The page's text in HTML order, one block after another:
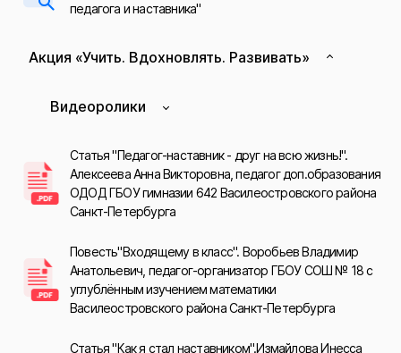
педагога и наставника"
Акция «Учить. Вдохновлять. Развивать»
Видеоролики
Статья "Педагог-наставник - друг на всю жизнь!".
Алексеева Анна Викторовна, педагог доп.образования
ОДОД ГБОУ гимназии 642 Василеостровского района
Санкт-Петербурга
Повесть"Входящему в класс". Воробьев Владимир
Анатольевич, педагог-организатор ГБОУ СОШ № 18 с
углублённым изучением математики
Василеостровского района Санкт-Петербурга
Статья "Как я стал наставником".Измайлова Инесса